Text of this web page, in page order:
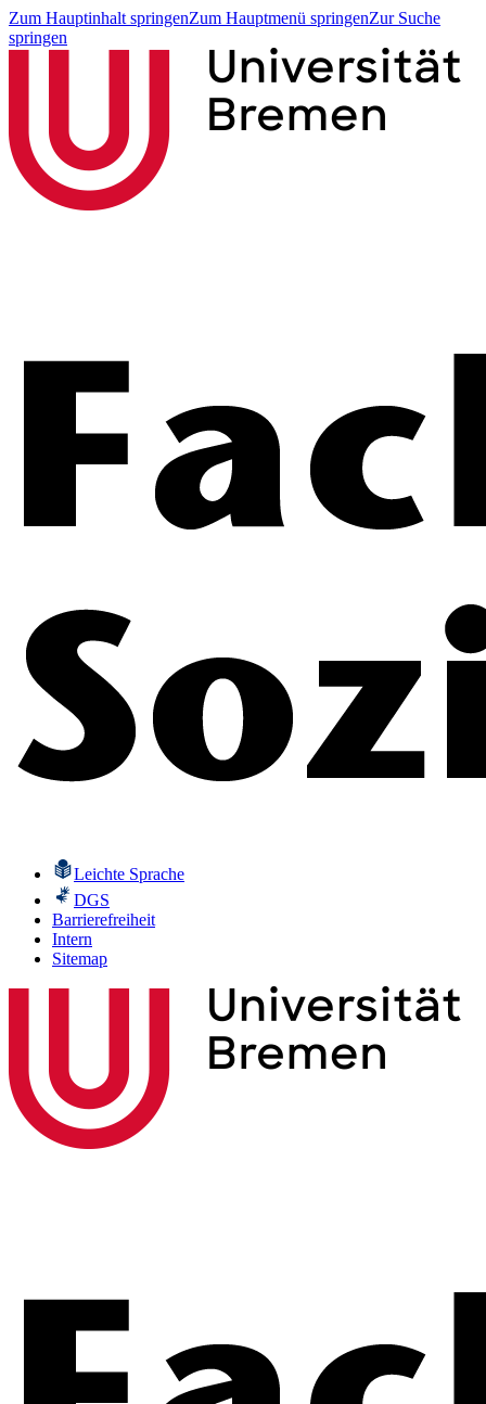
Zum Hauptinhalt springenZum Hauptmenü springenZur Suche
springen
Leichte Sprache
DGS
Barrierefreiheit
Intern
Sitemap